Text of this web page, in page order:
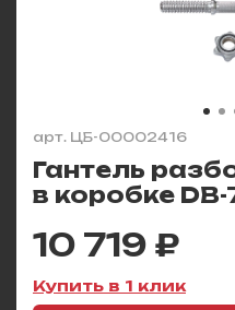
арт. ЦБ-00002416
Гантель
в коробке DB-
10 719 ₽
Купить в 1 клик